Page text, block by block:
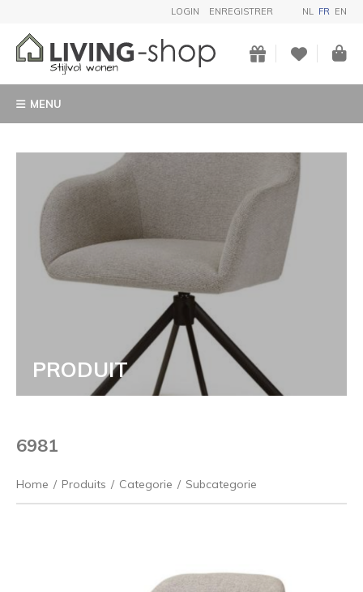
LOGIN ENREGISTRER NL FR EN
MENU
PRODUIT
6981
Home / Produits / Categorie / Subcategorie